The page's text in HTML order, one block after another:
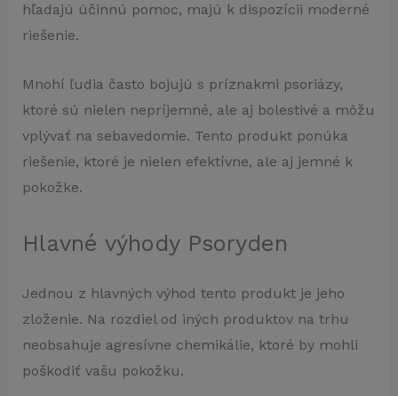
hľadajú účinnú pomoc, majú k dispozícii moderné
riešenie.
Mnohí ľudia často bojujú s príznakmi psoriázy,
ktoré sú nielen nepríjemné, ale aj bolestivé a môžu
vplývať na sebavedomie. Tento produkt ponúka
riešenie, ktoré je nielen efektívne, ale aj jemné k
pokožke.
Hlavné výhody Psoryden
Jednou z hlavných výhod tento produkt je jeho
zloženie. Na rozdiel od iných produktov na trhu
neobsahuje agresívne chemikálie, ktoré by mohli
poškodiť vašu pokožku.